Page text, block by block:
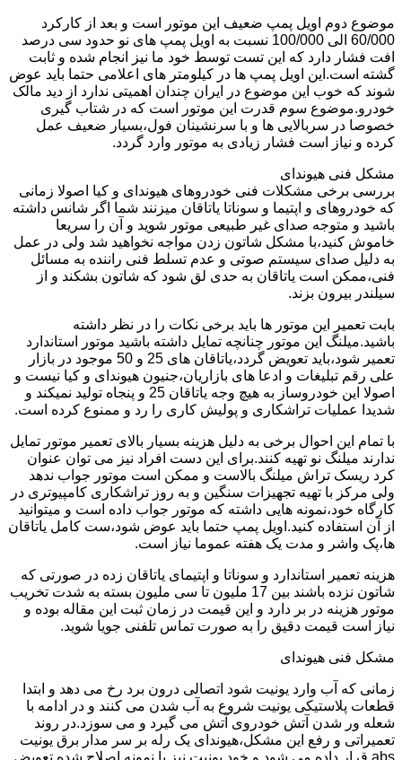
موضوع دوم اویل پمپ ضعیف این موتور است و بعد از کارکرد
60/000 الی 100/000 نسبت به اویل پمپ های نو حدود سی درصد
افت فشار دارد که این تست توسط خود ما نیز انجام شده و ثابت
گشته است.این اویل پمپ ها در کیلومتر های اعلامی حتما باید عوض
شوند که خوب این موضوع در ایران چندان اهمیتی ندارد از دید مالک
خودرو.موضوع سوم قدرت این موتور است که در شتاب گیری
خصوصا در سربالایی ها و با سرنشینان فول،بسیار ضعیف عمل
کرده و نیاز است فشار زیادی به موتور وارد گردد.
مشکل فنی هیوندای
بررسی برخی مشکلات فنی خودروهای هیوندای و کیا اصولا زمانی
که خودروهای و اپتیما و سوناتا یاتاقان میزنند شما اگر شانس داشته
باشید و متوجه صدای غیر طبیعی موتور شوید و آن را سریعا
خاموش کنید،با مشکل شاتون زدن مواجه نخواهید شد ولی در عمل
به دلیل صدای سیستم صوتی و عدم تسلط فنی راننده به مسائل
فنی،ممکن است یاتاقان به حدی لق شود که شاتون بشکند و از
سیلندر بیرون بزند.
بابت تعمیر این موتور ها باید برخی نکات را در نظر داشته
باشید.میلنگ این موتور چنانچه تمایل داشته باشید موتور استاندارد
تعمیر شود،باید تعویض گردد،یاتاقان های 25 و 50 موجود در بازار
علی رقم تبلیغات و ادعا های بازاریان،جنیون هیوندای و کیا نیست و
اصولا این خودروساز به هیچ وجه یاتاقان 25 و پنجاه تولید نمیکند و
شدیدا عملیات تراشکاری و پولیش کاری را رد و ممنوع کرده است.
با تمام این احوال برخی به دلیل هزینه بسیار بالای تعمیر موتور تمایل
ندارند میلنگ نو تهیه کنند.برای این دست افراد نیز می توان عنوان
کرد ریسک تراش میلنگ بالاست و ممکن است موتور جواب ندهد
ولی مرکز با تهیه تجهیزات سنگین و به روز تراشکاری کامپیوتری در
کارگاه خود،نمونه هایی داشته که موتور جواب داده است و میتوانید
از آن استفاده کنید.اویل پمپ حتما باید عوض شود،ست کامل یاتاقان
ها،پک واشر و مدت یک هفته عموما نیاز است.
هزینه تعمیر استاندارد و سوناتا و اپتیمای یاتاقان زده در صورتی که
شاتون نزده باشند بین 17 ملیون تا سی ملیون بسته به شدت تخریب
موتور هزینه در بر دارد و این قیمت در زمان ثبت این مقاله بوده و
نیاز است قیمت دقیق را به صورت تماس تلفنی جویا شوید.
مشکل فنی هیوندای
زمانی که آب وارد یونیت شود اتصالی درون برد رخ می دهد و ابتدا
قطعات پلاستیکی یونیت شروع به آب شدن می کنند و در ادامه با
شعله ور شدن آتش خودروی آتش می گیرد و می سوزد.در روند
تعمیراتی و رفع این مشکل،هیوندای یک رله بر سر مدار برق یونیت
abs قرار داده می شود و خود یونیت نیز با نمونه اصلاح شده تعویض